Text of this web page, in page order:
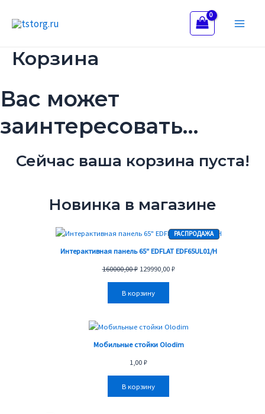
Корзина
Вас может
заинтересовать…
Сейчас ваша корзина пуста!
Новинка в магазине
РАСПРОДАЖАПРОДАВАЕМЫЙ
ТОВАР
Интерактивная панель 65″ EDFLAT EDF65UL01/H
160000,00₽
Первоначальная
составляла
160000,00 ₽.
129990,00₽
Текущая
129990,00 ₽.
В корзину
Мобильные стойки Olodim
1,00₽
В корзину